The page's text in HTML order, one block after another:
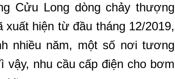
Cửu Long dòng chảy thượng
xuất hiện từ đầu tháng 12/2019,
nhiều năm, một số nơi tương
nhu cầu cấp điện cho bơm